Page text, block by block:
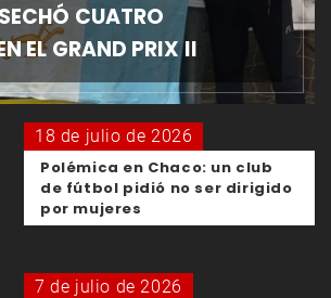
CUATRO
EL GRAND PRIX II
18 de julio de 2026
Polémica en Chaco: un club
de fútbol pidió no ser dirigido
por mujeres
7 de julio de 2026